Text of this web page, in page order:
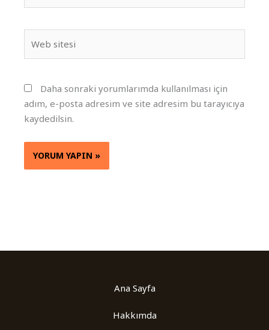
sitesi
Daha sonraki yorumlarımda kullanılması için
adım, e-posta adresim ve site adresim bu tarayıcıya
kaydedilsin.
Ana Sayfa
Hakkımda